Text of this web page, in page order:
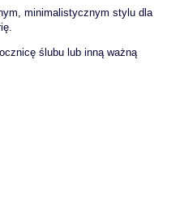
minimalistycznym stylu dla
ślubu lub inną ważną